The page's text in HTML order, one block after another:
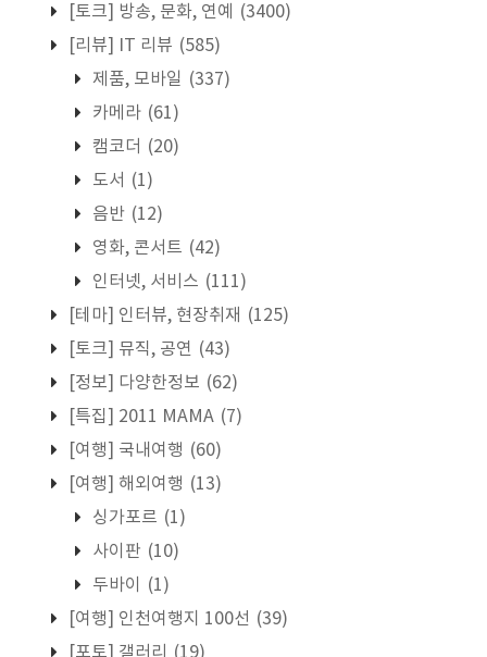
[토크] 방송, 문화, 연예
(3400)
[리뷰] IT 리뷰 (585)
제품, 모바일 (337)
카메라 (61)
캠코더 (20)
도서 (1)
음반 (12)
영화, 콘서트 (42)
인터넷, 서비스 (111)
[테마] 인터뷰, 현장취재 (125)
[토크] 뮤직, 공연 (43)
[정보] 다양한정보 (62)
[특집] 2011 MAMA (7)
[여행] 국내여행 (60)
[여행] 해외여행 (13)
싱가포르 (1)
사이판 (10)
두바이
(1)
[여행] 인천여행지 100선 (39)